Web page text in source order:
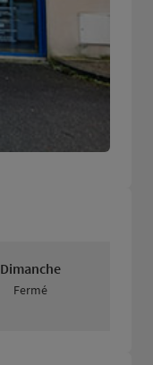
Dimanche
Fermé